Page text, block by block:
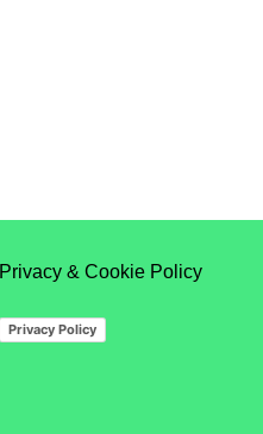
Privacy & Cookie Policy
Privacy Policy